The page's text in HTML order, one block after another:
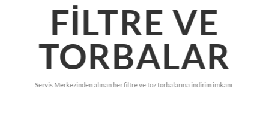
FILTRE VE
TORBALAR
Servis Merkezinden alınan her filtre ve toz torbalarına indirim imkanı